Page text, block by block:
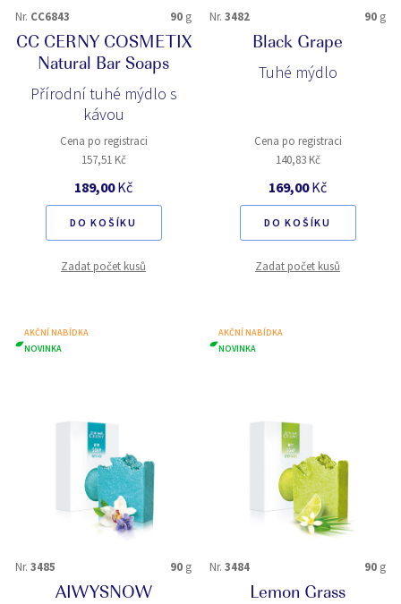
Nr. CC6843 90 g
CC CERNY COSMETIX
Natural Bar Soaps
Přírodní tuhé mýdlo s
kávou
Cena po registraci
157,51 Kč
189,00Kč
DO KOŠÍKU
Zadat počet kusů
Nr. 3482 90 g
Black Grape
Tuhé mýdlo
Cena po registraci
140,83 Kč
169,00Kč
DO KOŠÍKU
Zadat počet kusů
AKČNÍ NABÍDKA
NOVINKA
Nr. 3485 90 g
AIWYSNOW
AKČNÍ NABÍDKA
NOVINKA
Nr. 3484 90 g
Lemon Grass